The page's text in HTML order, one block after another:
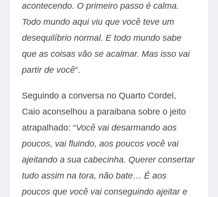
acontecendo. O primeiro passo é calma.
Todo mundo aqui viu que você teve um
desequilíbrio normal. E todo mundo sabe
que as coisas vão se acalmar. Mas isso vai
partir de você“.
Seguindo a conversa no Quarto Cordel,
Caio aconselhou a paraibana sobre o jeito
atrapalhado: “Você vai desarmando aos
poucos, vai fluindo, aos poucos você vai
ajeitando a sua cabecinha. Querer consertar
tudo assim na tora, não bate… É aos
poucos que você vai conseguindo ajeitar e